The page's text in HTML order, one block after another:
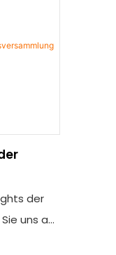
der
uns auf